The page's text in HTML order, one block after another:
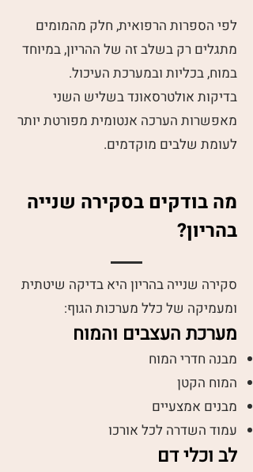
לפי הספרות הרפואית, חלק מהמומים
מתגלים רק בשלב זה של ההריון, במיוחד
במוח, בכליות ובמערכת העיכול.
בדיקות אולטרסאונד בשליש השני
מאפשרות הערכה אנטומית מפורטת יותר
לעומת שלבים מוקדמים.
מה בודקים בסקירה שנייה
בהריון?
סקירה שנייה בהריון היא בדיקה שיטתית
ומעמיקה של כלל מערכות הגוף:
מערכת העצבים והמוח
מבנה חדרי המוח
המוח הקטן
מבנים אמצעיים
עמוד השדרה לכל אורכו
לב וכלי דם